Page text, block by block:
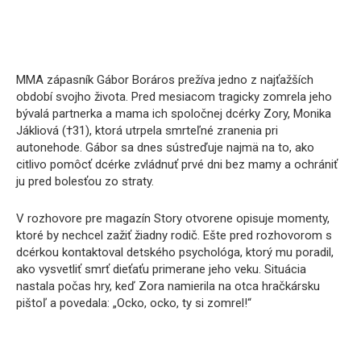
MMA zápasník Gábor Boráros prežíva jedno z najťažších
období svojho života. Pred mesiacom tragicky zomrela jeho
bývalá partnerka a mama ich spoločnej dcérky Zory, Monika
Jákliová (†31), ktorá utrpela smrteľné zranenia pri
autonehode. Gábor sa dnes sústreďuje najmä na to, ako
citlivo pomôcť dcérke zvládnuť prvé dni bez mamy a ochrániť
ju pred bolesťou zo straty.
V rozhovore pre magazín Story otvorene opisuje momenty,
ktoré by nechcel zažiť žiadny rodič. Ešte pred rozhovorom s
dcérkou kontaktoval detského psychológa, ktorý mu poradil,
ako vysvetliť smrť dieťaťu primerane jeho veku. Situácia
nastala počas hry, keď Zora namierila na otca hračkársku
pištoľ a povedala: „Ocko, ocko, ty si zomrel!“